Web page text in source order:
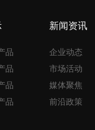
品
品
品
品
新闻资讯
企业动态
市场活动
媒体聚焦
前沿政策